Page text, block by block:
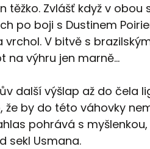
těžko. Zvlášť když v obou
po boji s Dustinem
vrchol. V bitvě s
na výhru jen marně...
další výšlap až do čela
by do této váhovky
pohrává s
sekl Usmana.